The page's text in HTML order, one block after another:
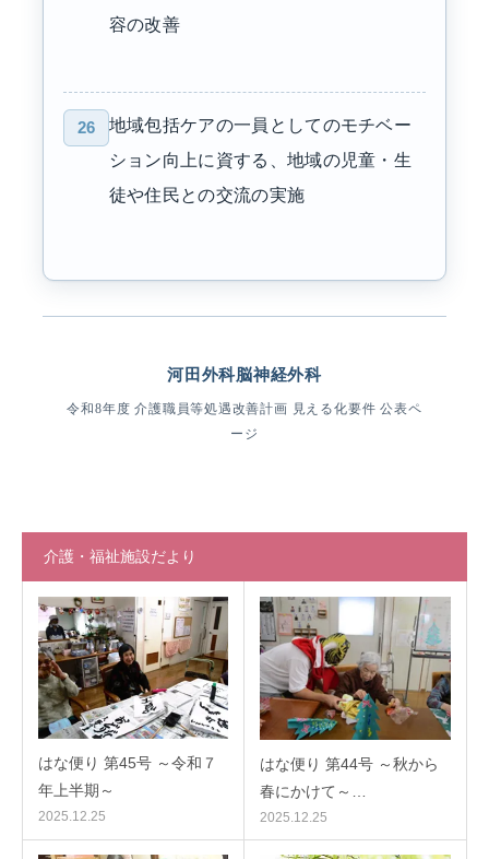
容の改善
26
地域包括ケアの一員としてのモチベー
ション向上に資する、地域の児童・生
徒や住民との交流の実施
河田外科脳神経外科
令和8年度 介護職員等処遇改善計画 見える化要件 公表ペ
ージ
介護・福祉施設だより
はな便り 第45号 ～令和７
年上半期～
2025.12.25
はな便り 第44号 ～秋から
春にかけて～…
2025.12.25